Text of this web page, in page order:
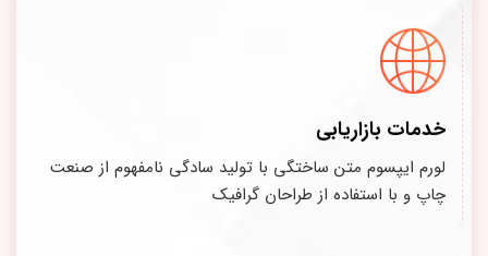
خدمات بازاریابی
لورم ایپسوم متن ساختگی با تولید سادگی نامفهوم از صنعت
چاپ و با استفاده از طراحان گرافیک